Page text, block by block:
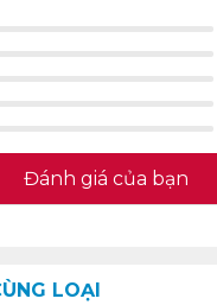
Đánh giá của bạn
LOẠI